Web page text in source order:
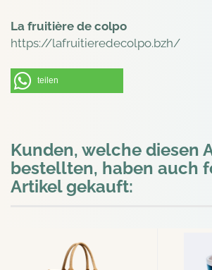
La fruitière de colpo
https://lafruitieredecolpo.bzh/
teilen
Kunden, welche diesen
bestellten, haben auch
Artikel gekauft: